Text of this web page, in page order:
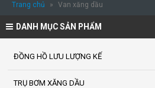
Trang chủ » Van xăng dầu
DANH MỤC SẢN PHẨM
ĐỒNG HỒ LƯU LƯỢNG KẾ
TRỤ BƠM XĂNG DẦU